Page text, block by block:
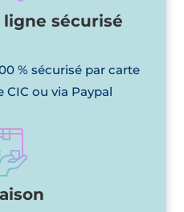
sécurisé
% sécurisé par carte
CIC ou via Paypal